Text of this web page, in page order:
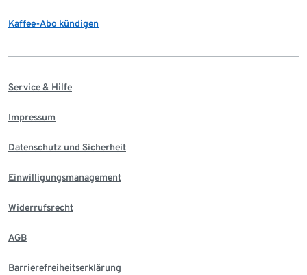
Kaffee-Abo kündigen
Service & Hilfe
Impressum
Datenschutz und Sicherheit
Einwilligungsmanagement
Widerrufsrecht
AGB
Barrierefreiheitserklärung